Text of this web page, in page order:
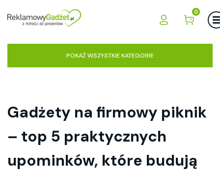
0
POKAŻ WSZYSTKIE KATEGORIE
Gadżety na firmowy piknik
– top 5 praktycznych
upominków, które budują